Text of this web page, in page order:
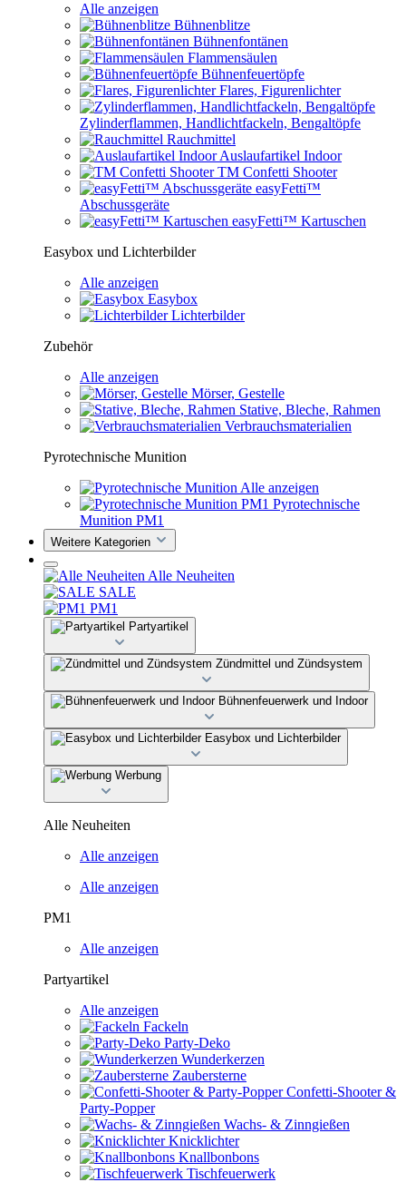
Alle anzeigen
Bühnenblitze
Bühnenfontänen
Flammensäulen
Bühnenfeuertöpfe
Flares, Figurenlichter
Zylinderflammen, Handlichtfackeln, Bengaltöpfe
Rauchmittel
Auslaufartikel Indoor
TM Confetti Shooter
easyFetti™
Abschussgeräte
easyFetti™ Kartuschen
Easybox und Lichterbilder
Alle anzeigen
Easybox
Lichterbilder
Zubehör
Alle anzeigen
Mörser, Gestelle
Stative, Bleche, Rahmen
Verbrauchsmaterialien
Pyrotechnische Munition
Alle anzeigen
Pyrotechnische
Munition PM1
Weitere Kategorien
Alle Neuheiten
SALE
PM1
Partyartikel
Zündmittel und Zündsystem
Bühnenfeuerwerk und Indoor
Easybox und Lichterbilder
Werbung
Alle Neuheiten
Alle anzeigen
Alle anzeigen
PM1
Alle anzeigen
Partyartikel
Alle anzeigen
Fackeln
Party-Deko
Wunderkerzen
Zaubersterne
Confetti-Shooter &
Party-Popper
Wachs- & Zinngießen
Knicklichter
Knallbonbons
Tischfeuerwerk